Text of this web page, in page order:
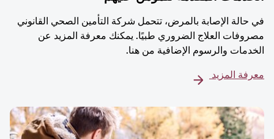
الإصابة بالمرض، تتحمل شركة التأمين الصحي القانوني
العلاج الضروري طبيًا. يمكنك معرفة المزيد عن
والرسوم الإضافية من هنا.
المزيد